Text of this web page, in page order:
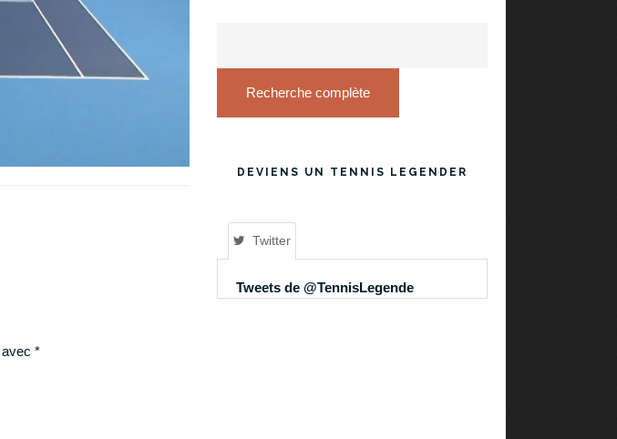
*
Recherche complète
DEVIENS UN TENNIS LEGENDER
Twitter
Tweets de @TennisLegende